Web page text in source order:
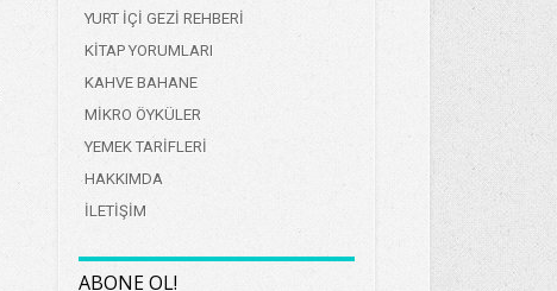
YURT İÇİ GEZİ REHBERİ
KİTAP YORUMLARI
KAHVE BAHANE
MİKRO ÖYKÜLER
YEMEK TARİFLERİ
HAKKIMDA
İLETİŞİM
ABONE OL!